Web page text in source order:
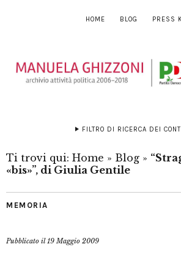
HOME BLOG PRESS
FILTRO DI RICERCA DEI
Ti trovi qui: Home » Blog »
«bis»”, di Giulia Gentile
MEMORIA
Pubblicato il19 Maggio 2009